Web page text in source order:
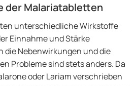
der Malariatabletten
unterschiedliche Wirkstoffe
Einnahme und Stärke
die Nebenwirkungen und die
Probleme sind stets anders. Da
oder Lariam verschrieben